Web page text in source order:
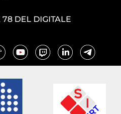
DEL DIGITALE